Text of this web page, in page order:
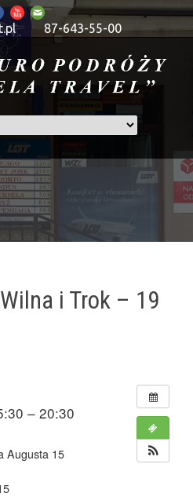
87-643-55-00
i Trok – 19
– 20:30
Augusta 15